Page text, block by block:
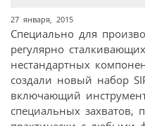
27 января, 2015
Специально для
регулярно
нестандартных
создали новый набор
включающий
специальных захватов,